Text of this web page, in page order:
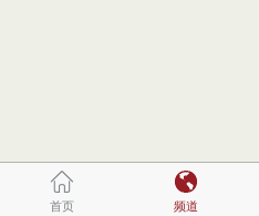
首页 频道